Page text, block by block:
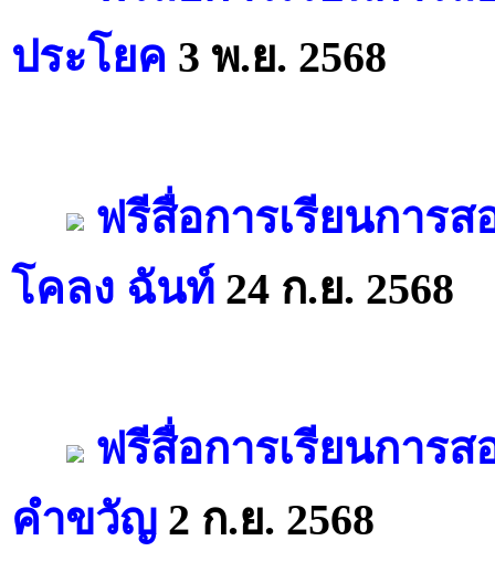
ประโยค 3 พ.ย. 2568
ฟรีสื่อการเรียนการ
โคลง ฉันท์ 24 ก.ย. 2568
ฟรีสื่อการเรียนการส
คำขวัญ 2 ก.ย. 2568